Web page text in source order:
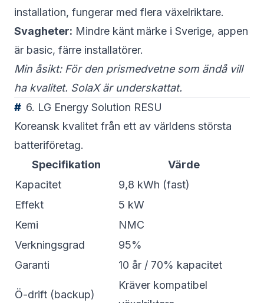
installation, fungerar med flera växelriktare.
Svagheter: Mindre känt märke i Sverige, appen
är basic, färre installatörer.
Min åsikt: För den prismedvetne som ändå vill
ha kvalitet. SolaX är underskattat.
6. LG Energy Solution RESU
Koreansk kvalitet från ett av världens största
batteriföretag.
Specifikation
Värde
Kapacitet
9,8 kWh (fast)
Effekt
5 kW
Kemi
NMC
Verkningsgrad
95%
Garanti
10 år / 70% kapacitet
Ö-drift (backup)
Kräver kompatibel